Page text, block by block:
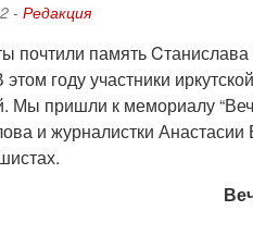
- Редакция
почтили память
году участники
Мы пришли к мемориалу
и журналистки